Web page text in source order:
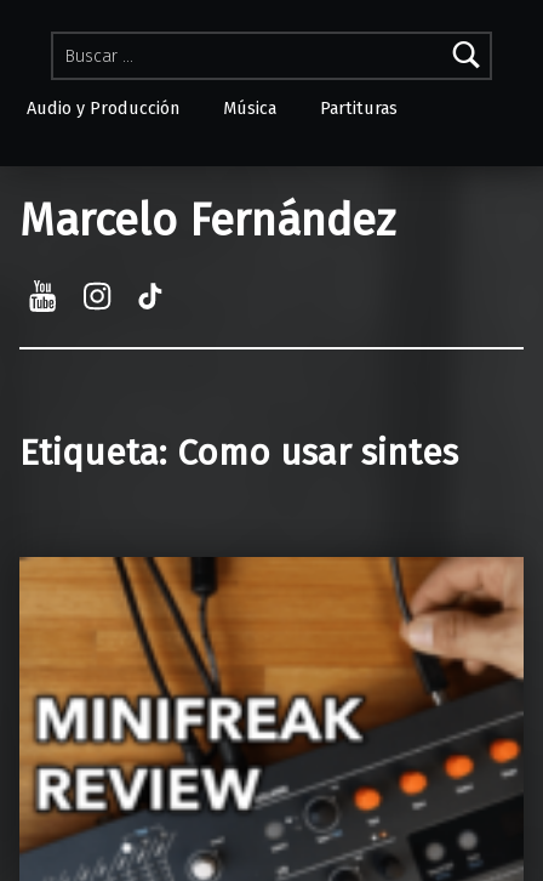
Buscar:
Audio y Producción Música Partituras
Marcelo Fernández
YouTube
Etiqueta: Como usar sintes